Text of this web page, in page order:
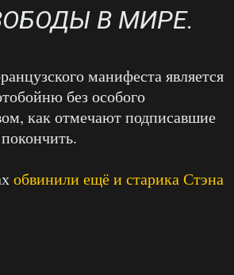
В МИРЕ.
манифеста является
без особого
как отмечают подписавшие
обвинили ещё и старика Стэна